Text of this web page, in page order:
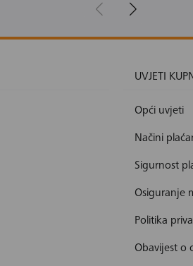
UVJETI
Opći uvjeti
Načini
Sigurnost
Osiguranje
Politika
Obavijest o